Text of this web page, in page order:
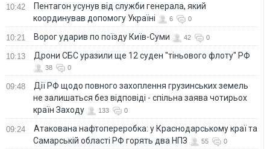
10:42
Пентагон усунув від служби генерала, який
координував допомогу Україні
6 0
10:21 Ворог ударив по поїзду Київ-Суми 42 0
10:13 Дрони СБС уразили ще 12 суден "тіньового флоту" РФ
38 0
09:48
Дії РФ щодо повного захоплення грузинських земель
не залишаться без відповіді - спільна заява чотирьох
країн Заходу
133 0
09:24
Атакована нафтопереробка: у Краснодарському краї та
Самарській області РФ горять два НПЗ
55 0